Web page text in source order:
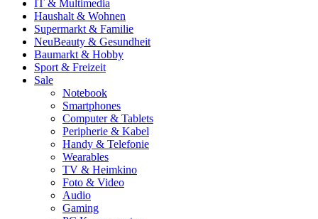
IT & Multimedia
Haushalt & Wohnen
Supermarkt & Familie
NeuBeauty & Gesundheit
Baumarkt & Hobby
Sport & Freizeit
Sale
Notebook
Smartphones
Computer & Tablets
Peripherie & Kabel
Handy & Telefonie
Wearables
TV & Heimkino
Foto & Video
Audio
Gaming